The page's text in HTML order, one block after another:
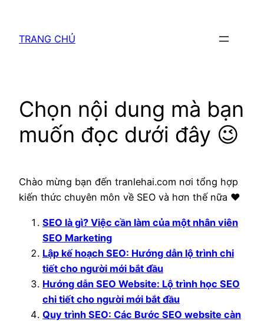
phầnTRANG CHỦ
Chọn nội dung mà bạn
muốn đọc dưới đây 😉
Chào mừng bạn đến tranlehai.com nơi tổng hợp
kiến thức chuyên môn về SEO và hơn thế nữa ❤
SEO là gì? Việc cần làm của một nhân viên
SEO Marketing
Lập kế hoạch SEO: Hướng dẫn lộ trình chi
tiết cho người mới bắt đầu
Hướng dẫn SEO Website: Lộ trình học SEO
chi tiết cho người mới bắt đầu
Quy trình SEO: Các Bước SEO website càn